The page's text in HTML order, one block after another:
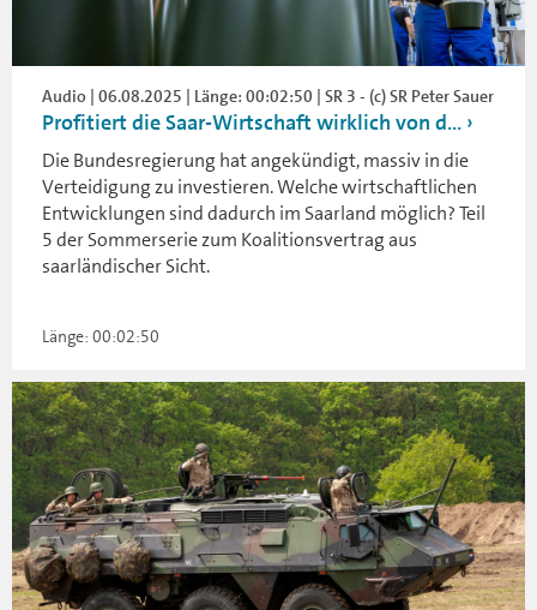
Audio | 06.08.2025 | Länge: 00:02:50 | SR 3 - (c) SR Peter Sauer
Profitiert die Saar-Wirtschaft wirklich von d...
Die Bundesregierung hat angekündigt, massiv in die
Verteidigung zu investieren. Welche wirtschaftlichen
Entwicklungen sind dadurch im Saarland möglich? Teil
5 der Sommerserie zum Koalitionsvertrag aus
saarländischer Sicht.
Länge: 00:02:50